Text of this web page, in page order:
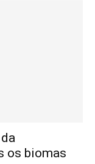
os biomas